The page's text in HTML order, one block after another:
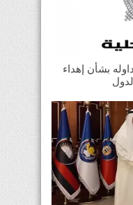
بشأن إهداء